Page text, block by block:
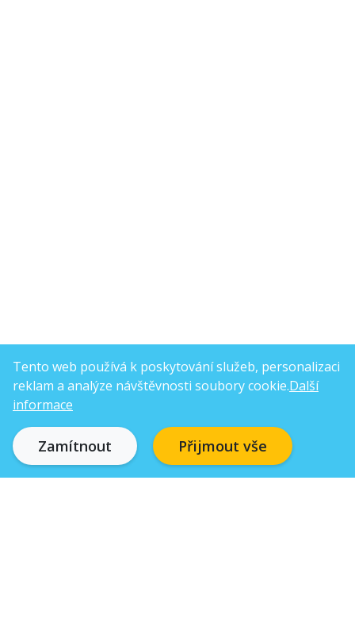
Tento web používá k poskytování služeb, personalizaci
reklam a analýze návštěvnosti soubory cookie.Další
informace
Zamítnout Přijmout vše